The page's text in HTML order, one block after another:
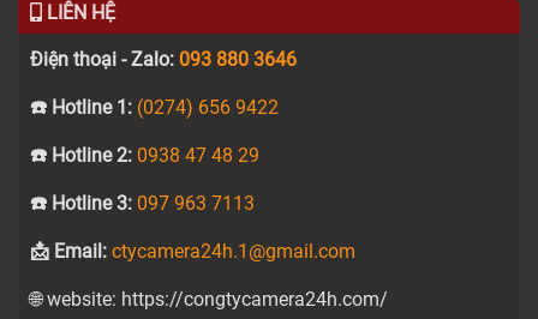
LIÊN HỆ
Điện thoại - Zalo: 093 880 3646
☎️ Hotline 1: (0274) 656 9422
☎️ Hotline 2: 0938 47 48 29
☎️ Hotline 3: 097 963 7113
📩 Email: ctycamera24h.1@gmail.com
🌐 website: https://congtycamera24h.com/